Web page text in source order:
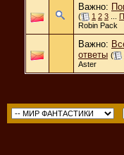
Важно:
( 1 2 3
Robin Pack
Важно:
ответы (
Aster